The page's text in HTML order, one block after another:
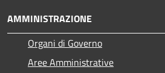
AMMINISTRAZIONE
Organi di Governo
Aree Amministrative